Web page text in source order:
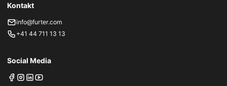
Kontakt
info@furter.com
+41 44 711 13 13
Social Media